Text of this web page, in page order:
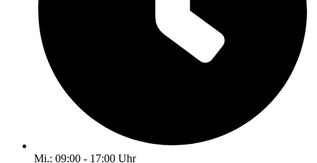
Mi.: 09:00 - 17:00 Uhr